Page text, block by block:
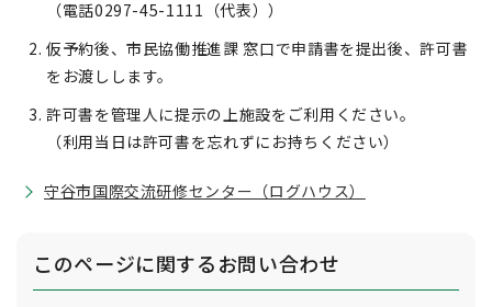
（電話0297-45-1111（代表））
仮予約後、市民協働推進課 窓口で申請書を提出後、許可書
をお渡しします。
許可書を管理人に提示の上施設をご利用ください。
（利用当日は許可書を忘れずにお持ちください）
守谷市国際交流研修センター（ログハウス）
このページに関するお問い合わせ